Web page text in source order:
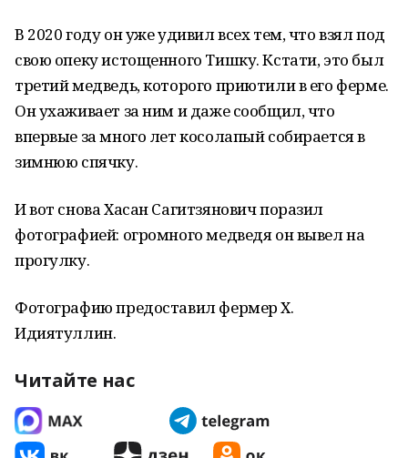
В 2020 году он уже удивил всех тем, что взял под
свою опеку истощенного Тишку. Кстати, это был
третий медведь, которого приютили в его ферме.
Он ухаживает за ним и даже сообщил, что
впервые за много лет косолапый собирается в
зимнюю спячку.
И вот снова Хасан Сагитзянович поразил
фотографией: огромного медведя он вывел на
прогулку.
Фотографию предоставил фермер Х.
Идиятуллин.
Читайте нас